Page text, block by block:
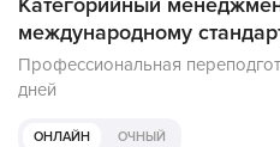
Категорийный
международному
Профессиональная
дней
ОНЛАЙН ОЧНЫЙ